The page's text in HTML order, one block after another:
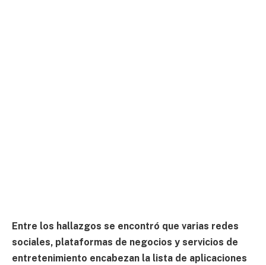
Entre los hallazgos se encontró que varias redes
sociales, plataformas de negocios y servicios de
entretenimiento encabezan la lista de aplicaciones